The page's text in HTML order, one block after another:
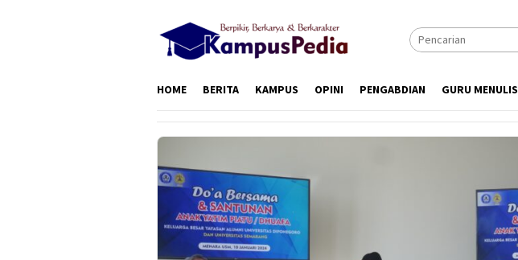
HOME BERITA KAMPUS OPINI PENGABDIAN GURU MENULIS